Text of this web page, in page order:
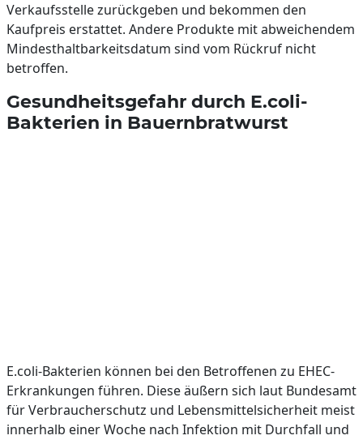
Verkaufsstelle zurückgeben und bekommen den
Kaufpreis erstattet. Andere Produkte mit abweichendem
Mindesthaltbarkeitsdatum sind vom Rückruf nicht
betroffen.
Gesundheitsgefahr durch E.coli-
Bakterien in Bauernbratwurst
E.coli-Bakterien können bei den Betroffenen zu EHEC-
Erkrankungen führen. Diese äußern sich laut Bundesamt
für Verbraucherschutz und Lebensmittelsicherheit meist
innerhalb einer Woche nach Infektion mit Durchfall und